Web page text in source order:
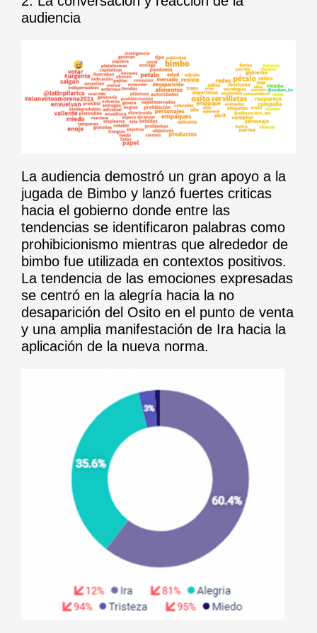
audiencia
La audiencia demostró un gran apoyo a la
jugada de Bimbo y lanzó fuertes criticas
hacia el gobierno donde entre las
tendencias se identificaron palabras como
prohibicionismo mientras que alrededor de
bimbo fue utilizada en contextos positivos.
La tendencia de las emociones expresadas
se centró en la alegría hacia la no
desaparición del Osito en el punto de venta
y una amplia manifestación de Ira hacia la
aplicación de la nueva norma.